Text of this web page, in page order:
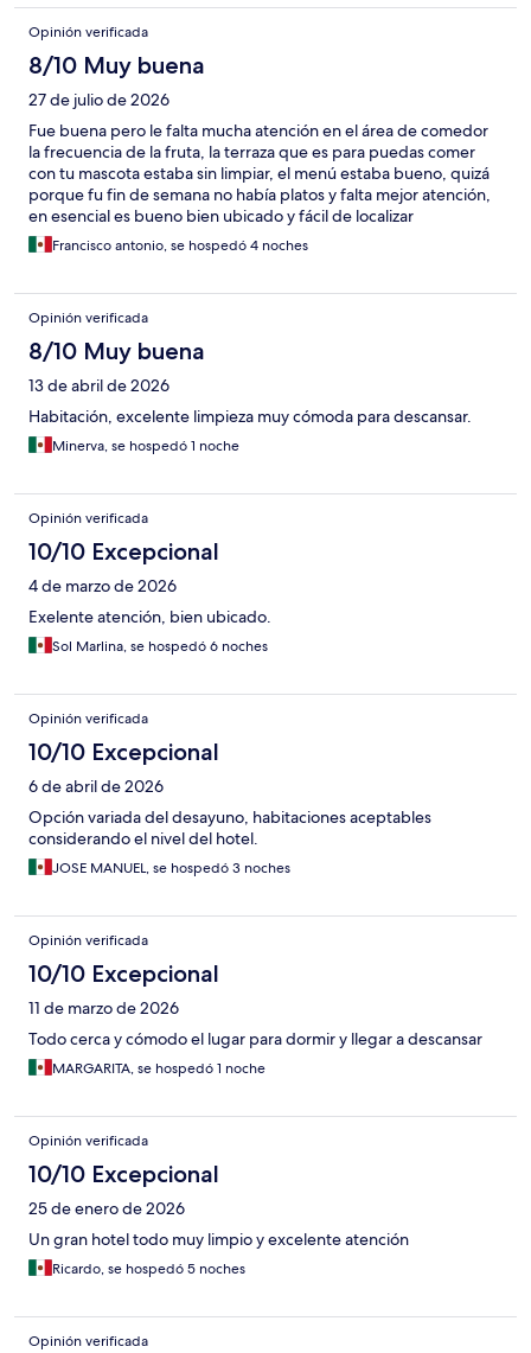
Opinión verificada
8/10 Muy buena
27 de julio de 2026
Fue buena pero le falta mucha atención en el área de comedor
la frecuencia de la fruta, la terraza que es para puedas comer
con tu mascota estaba sin limpiar, el menú estaba bueno, quizá
porque fu fin de semana no había platos y falta mejor atención,
en esencial es bueno bien ubicado y fácil de localizar
Francisco antonio, se hospedó 4 noches
Opinión verificada
8/10 Muy buena
13 de abril de 2026
Habitación, excelente limpieza muy cómoda para descansar.
Minerva, se hospedó 1 noche
Opinión verificada
10/10 Excepcional
4 de marzo de 2026
Exelente atención, bien ubicado.
Sol Marlina, se hospedó 6 noches
Opinión verificada
10/10 Excepcional
6 de abril de 2026
Opción variada del desayuno, habitaciones aceptables
considerando el nivel del hotel.
JOSE MANUEL, se hospedó 3 noches
Opinión verificada
10/10 Excepcional
11 de marzo de 2026
Todo cerca y cómodo el lugar para dormir y llegar a descansar
MARGARITA, se hospedó 1 noche
Opinión verificada
10/10 Excepcional
25 de enero de 2026
Un gran hotel todo muy limpio y excelente atención
Ricardo, se hospedó 5 noches
Opinión verificada